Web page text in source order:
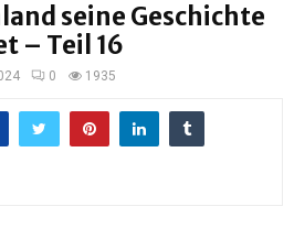
seine Geschichte
– Teil 16
0 1935